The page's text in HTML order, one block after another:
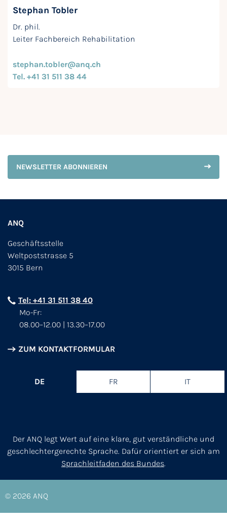
Stephan Tobler
Dr. phil.
Leiter Fachbereich Rehabilitation
stephan.tobler@anq.ch
Tel. +41 31 511 38 44
NEWSLETTER ABONNIEREN
ANQ
Geschäftsstelle
Weltpoststrasse 5
3015 Bern
Tel: +41 31 511 38 40
Mo-Fr:
08.00–12.00 | 13.30–17.00
ZUM KONTAKTFORMULAR
DE FR IT
Der ANQ legt Wert auf eine klare, gut verständliche und
geschlechtergerechte Sprache. Dafür orientiert er sich am
Sprachleitfaden des Bundes.
© 2026 ANQ